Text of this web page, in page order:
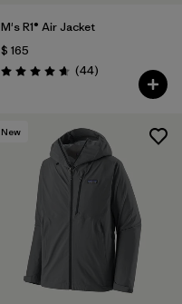
M's R1® Air Jacket
$ 165
Valoración: 4.7 / 5
(44Comentarios
)
New